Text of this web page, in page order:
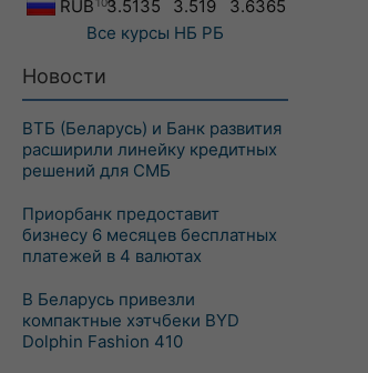
RUB
3.5135 3.519
3.6365
Все курсы НБ РБ
Новости
ВТБ (Беларусь) и Банк развития
расширили линейку кредитных
решений для СМБ
Приорбанк предоставит
бизнесу 6 месяцев бесплатных
платежей в 4 валютах
В Беларусь привезли
компактные хэтчбеки BYD
Dolphin Fashion 410